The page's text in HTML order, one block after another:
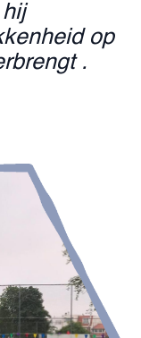
op
.